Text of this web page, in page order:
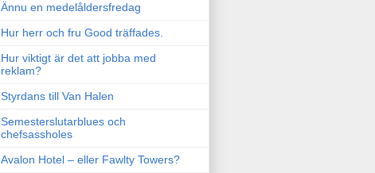
Ännu en medelåldersfredag
Hur herr och fru Good träffades.
Hur viktigt är det att jobba med
reklam?
Styrdans till Van Halen
Semesterslutarblues och
chefsassholes
Avalon Hotel – eller Fawlty Towers?